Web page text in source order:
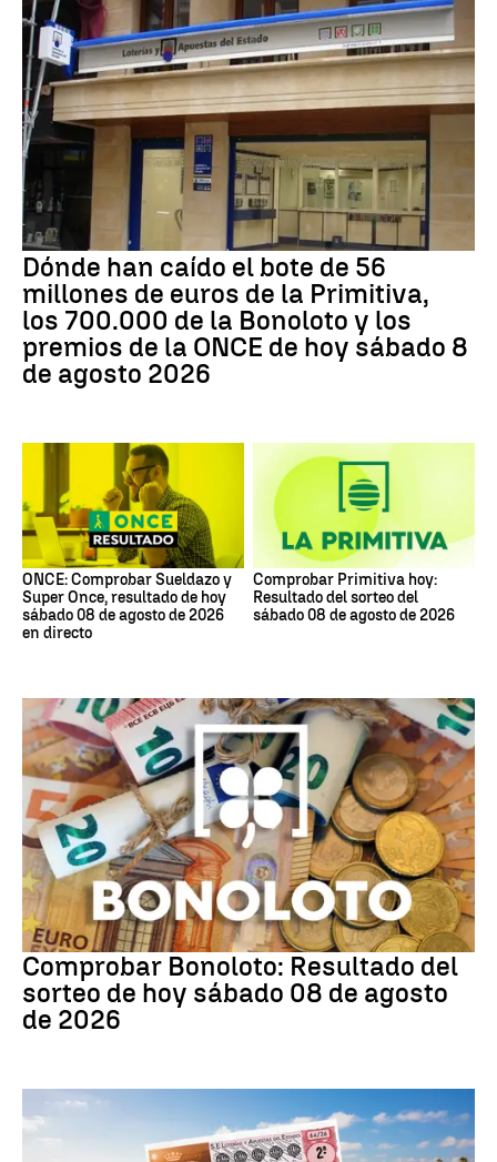
Dónde han caído el bote de 56
millones de euros de la Primitiva,
los 700.000 de la Bonoloto y los
premios de la ONCE de hoy sábado 8
de agosto 2026
ONCE: Comprobar Sueldazo y
Super Once, resultado de hoy
sábado 08 de agosto de 2026
en directo
Comprobar Primitiva hoy:
Resultado del sorteo del
sábado 08 de agosto de 2026
Bonoloto
Comprobar Bonoloto: Resultado del
sorteo de hoy sábado 08 de agosto
de 2026